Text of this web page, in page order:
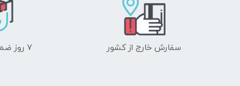
سفارش خارج از کشور
۷ روز ضمانت بازگشت